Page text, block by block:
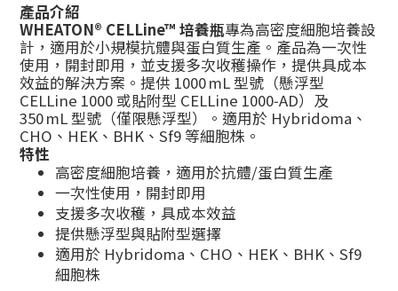
產品介紹
WHEATON® CELLine™ 培養瓶專為高密度細胞培養設
計，適用於小規模抗體與蛋白質生產。產品為一次性
使用，開封即用，並支援多次收穫操作，提供具成本
效益的解決方案。提供 1000 mL 型號（懸浮型
CELLine 1000 或貼附型 CELLine 1000‑AD）及
350 mL 型號（僅限懸浮型）。適用於 Hybridoma、
CHO、HEK、BHK、Sf9 等細胞株。
特性
高密度細胞培養，適用於抗體/蛋白質生產
一次性使用，開封即用
支援多次收穫，具成本效益
提供懸浮型與貼附型選擇
適用於 Hybridoma、CHO、HEK、BHK、Sf9
細胞株